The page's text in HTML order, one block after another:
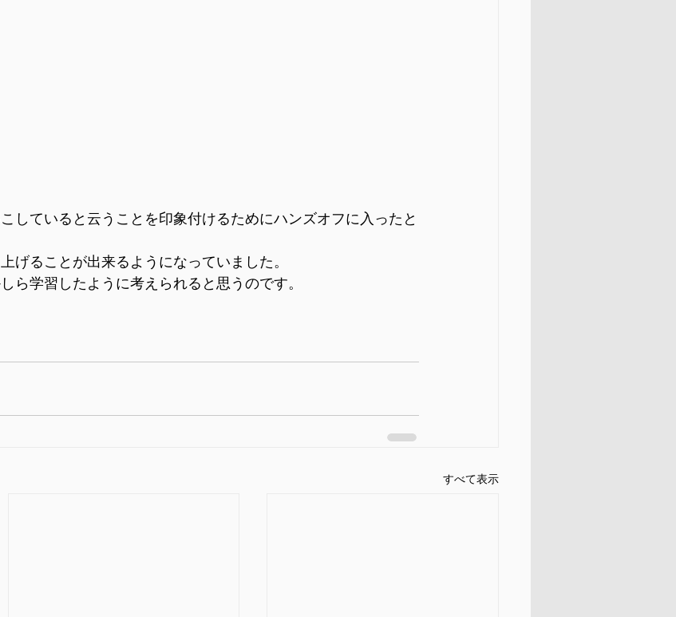
していると云うことを印象付けるためにハンズオフに入ったと
げることが出来るようになっていました。
ら学習したように考えられると思うのです。
すべて表示